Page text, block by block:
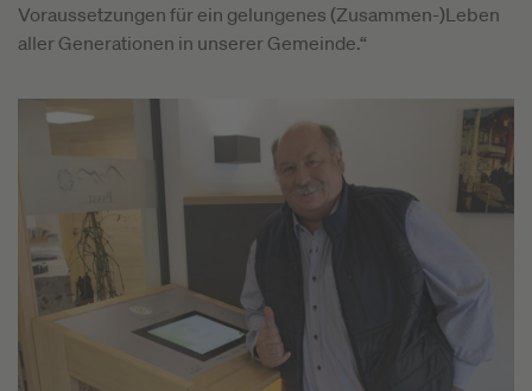
Voraussetzungen für ein gelungenes (Zusammen-)Leben
aller Generationen in unserer Gemeinde.“